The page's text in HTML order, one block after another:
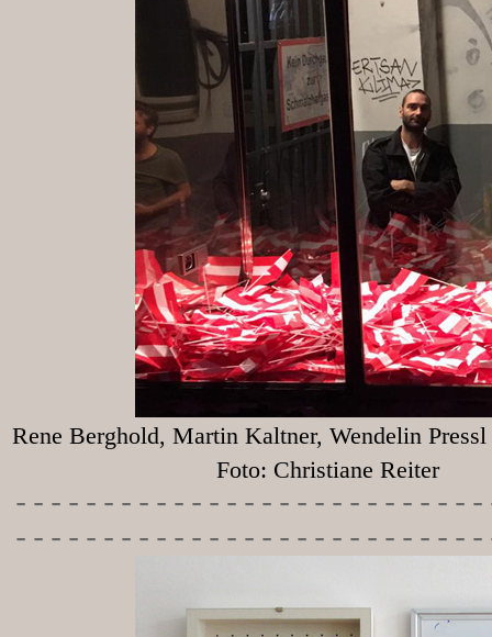
Rene Berghold, Martin Kaltner, Wendelin Pressl
Foto: Christiane Reiter
-----------